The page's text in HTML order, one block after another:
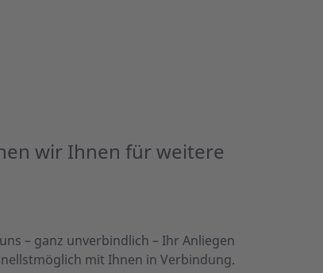
wir Ihnen für weitere
– ganz unverbindlich – Ihr Anliegen
mit Ihnen in Verbindung.